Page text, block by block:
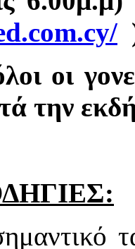
οι
την